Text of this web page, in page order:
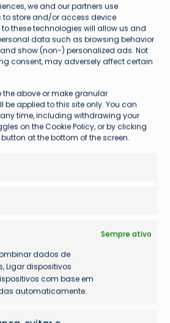
we and our partners use
to store and/or access device
these technologies will allow us and
data such as browsing behavior
show (non-) personalized ads. Not
consent, may adversely affect certain
the above or make granular
be applied to this site only. You can
time, including withdrawing your
on the Cookie Policy, or by clicking
at the bottom of the screen.
Sempre ativo
dados de
Ligar dispositivos
com base em
automaticamente.
Mais lidas